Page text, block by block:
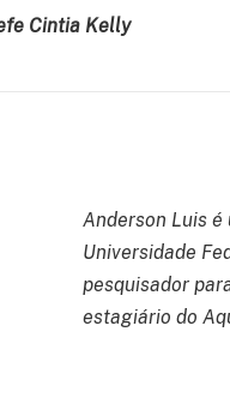
Cintia Kelly
Anderson Luis
Universidade
pesquisador
estagiário do